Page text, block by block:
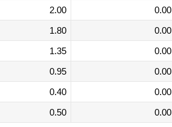
2.00 0.00
1.80 0.00
1.35 0.00
0.95 0.00
0.40 0.00
0.50 0.00